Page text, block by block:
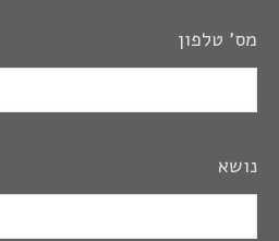
מס' טלפון
נושא